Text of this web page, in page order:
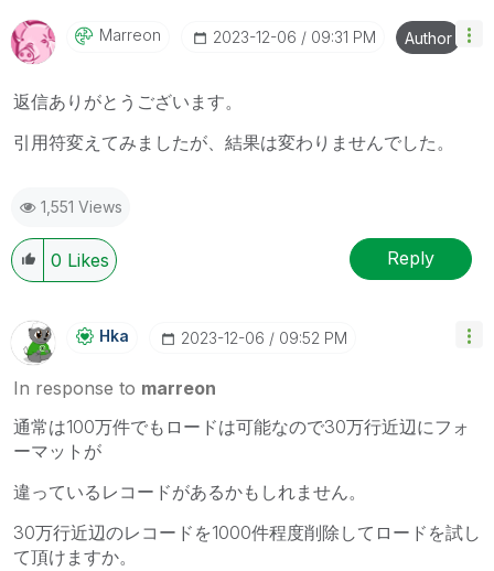
Marreon ‎2023-12-06 09:31 PM Author
返信ありがとうございます。
引用符変えてみましたが、結果は変わりませんでした。
1,551 Views
0 Likes Reply
Hka ‎2023-12-06 09:52 PM
In response to marreon
通常は100万件でもロードは可能なので30万行近辺にフォ
ーマットが
違っているレコードがあるかもしれません。
30万行近辺のレコードを1000件程度削除してロードを試し
て頂けますか。